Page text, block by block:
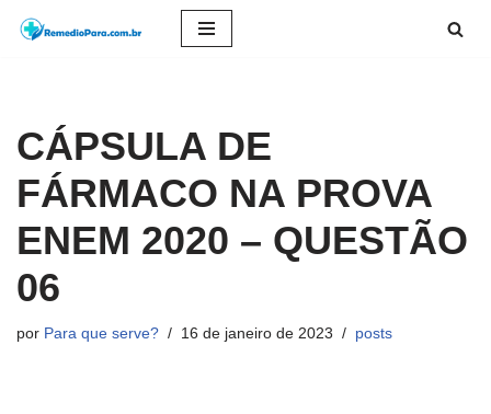
conteúdo
CÁPSULA DE
FÁRMACO NA PROVA
ENEM 2020 – QUESTÃO
06
por Para que serve? 16 de janeiro de 2023 posts